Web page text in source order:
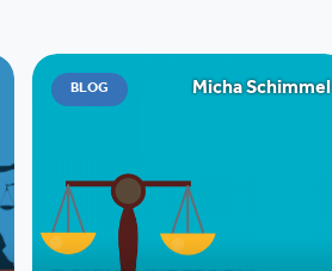
BLOG Micha Schimmel